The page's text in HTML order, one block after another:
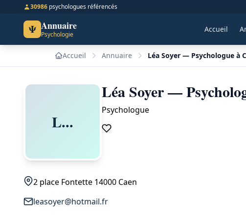
30986 psychologues référencés
Ψ Annuaire
Psychologie
Accueil
Accueil Annuaire Léa Soyer — Psychologue à
L...
Léa Soyer —
Psychologue
2 place Fontette 14000 Caen
leasoyer@hotmail.fr